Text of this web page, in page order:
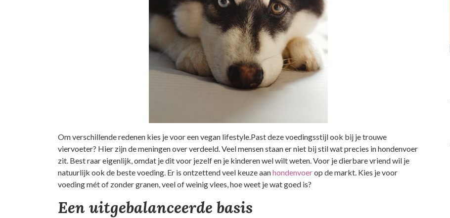
Om verschillende redenen kies je voor een vegan lifestyle.Past deze voedingsstijl ook bij je trouwe
viervoeter? Hier zijn de meningen over verdeeld. Veel mensen staan er niet bij stil wat precies in hondenvoer
zit. Best raar eigenlijk, omdat je dit voor jezelf en je kinderen wel wilt weten. Voor je dierbare vriend wil je
natuurlijk ook de beste voeding. Er is ontzettend veel keuze aanhondenvoerop de markt. Kies je voor
voeding mét of zonder granen, veel of weinig vlees, hoe weet je wat goed is?
Een uitgebalanceerde basis